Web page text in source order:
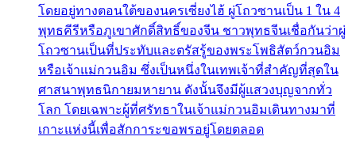
โดยอยู่ทางตอนใต้ของนครเซี่ยงไฮ้ ผู่โถวซานเป็น 1 ใน 4
พุทธคีรีหรือภูเขาศักดิ์สิทธิ์ของจีน ชาวพุทธจีนเชื่อกันว่าผู่
โถวซานเป็นที่ประทับและตรัสรู้ของพระโพธิสัตว์กวนอิม
หรือเจ้าแม่กวนอิม ซึ่งเป็นหนึ่งในเทพเจ้าที่สำคัญที่สุดใน
ศาสนาพุทธนิกายมหายาน ดังนั้นจึงมีผู้แสวงบุญจากทั่ว
โลก โดยเฉพาะผู้ที่ศรัทธาในเจ้าแม่กวนอิมเดินทางมาที่
เกาะแห่งนี้เพื่อสักการะขอพรอยู่โดยตลอด